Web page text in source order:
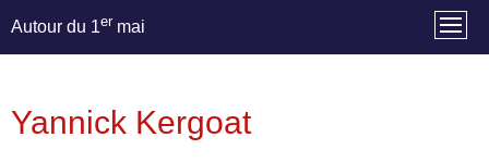
Autour du 1er mai
Yannick Kergoat